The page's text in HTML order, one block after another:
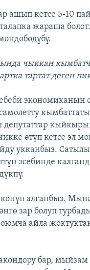
ашып кетсе 5-10
жараша
чыккан
тартат деген
экономиканын
депутаттар
өтүп кетсе эл
укканбыз.
эсебинде
алганбыз.
зар болуп
айла жоктуктан
бар, мыйзам